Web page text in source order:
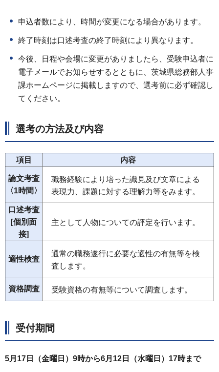
申込者数により、時間が変更になる場合があります。
終了時刻は口述考査の終了時刻により異なります。
今後、日程や会場に変更がありましたら、受験申込者に
電子メールでお知らせするとともに、茨城県総務部人事
課ホームページに掲載しますので、選考前に必ず確認し
てください。
選考の方法及び内容
項目 内容
論文考査
〈1時間〉
職務経験により培った識見及び文章による
表現力、課題に対する理解力等をみます。
口述考査
[個別面
接]
主として人物についての評定を行います。
適性検査
通常の職務遂行に必要な適性の有無等を検
査します。
資格調査 受験資格の有無等について調査します。
受付期間
5月17日（金曜日）9時から6月12日（水曜日）17時まで